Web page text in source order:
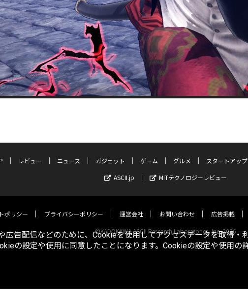
レビュー ニュース ガジェット ゲーム グルメ スタートアップ
ASCII.jp
MITテクノロジーレビュー
ポリシー プライバシーポリシー 運営会社 お問い合わせ 広告掲載
©KADOKAWA ASCII Research Laboratories, Inc. 2026
広告配信などのために、Cookieを使用してアクセスデータを取得・
の設定や使用に同意したことになります。Cookieの設定や使用の